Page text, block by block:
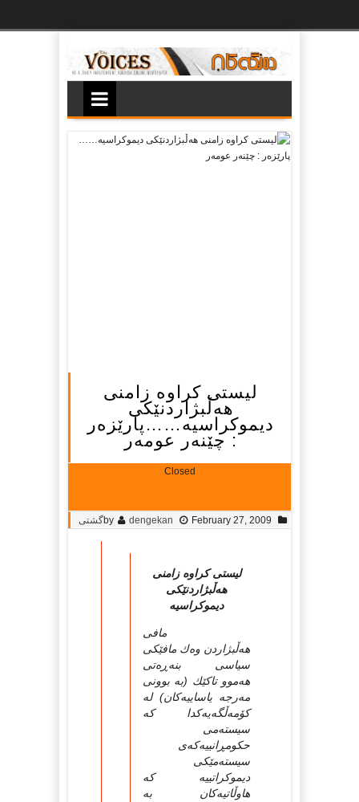
لیستی كراوه‌ زامنی
هه‌ڵبژاردنێكی
دیموكراسیه‌……پارێزه‌ر
: چێنه‌ر عومه‌ر
Closed
by dengekan February 27, 2009 گشتی
لیستی كراوه‌ زامنی
هه‌ڵبژاردنێكی
دیموكراسیه‌
مافی
هه‌ڵبژاردن وه‌ك مافێكی
سیاسی بنه‌ڕه‌تی
هه‌موو تاكێك (به‌ بوونی
مه‌رجه‌ یاساییه‌كان) له‌
كۆمه‌ڵگه‌یه‌كدا كه‌
سیسته‌می
حكومڕانییه‌كه‌ی
سیسته‌مێكی
دیموكراتییه‌ كه‌
هاوڵاتیه‌كان به‌